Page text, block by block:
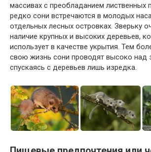
массивах с преобладанием лиственных
редко сони встречаются в молодых
отдельных лесных островках. Зверьку
наличие крупных и высоких деревьев,
использует в качестве укрытия. Тем
свою жизнь сони проводят высоко над
спускаясь с деревьев лишь изредка.